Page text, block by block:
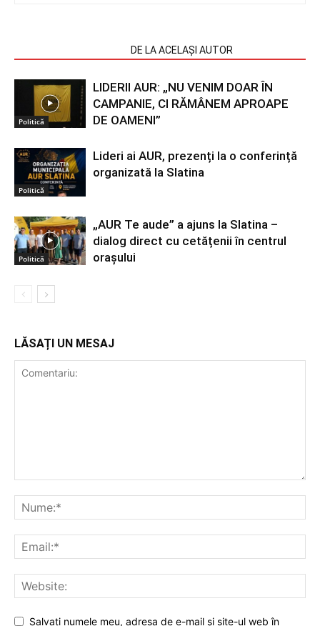
DE LA ACELAȘI AUTOR
Politică
LIDERII AUR: „NU VENIM DOAR ÎN
CAMPANIE, CI RĂMÂNEM APROAPE
DE OAMENI”
Politică
Lideri ai AUR, prezenți la o conferință
organizată la Slatina
Politică
„AUR Te aude” a ajuns la Slatina –
dialog direct cu cetățenii în centrul
orașului
LĂSAȚI UN MESAJ
Salvați numele meu, adresa de e-mail și site-ul web în